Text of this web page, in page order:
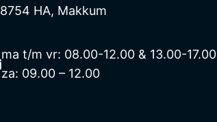
8754 HA, Makkum
ma t/m vr: 08.00-12.00 & 13.00-17.00
za: 09.00 – 12.00